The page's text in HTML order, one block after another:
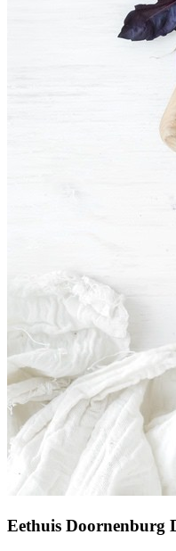
Eethuis Doornenburg